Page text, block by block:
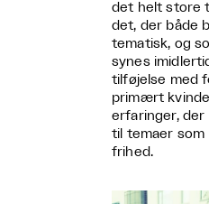
det helt store
det, der både
tematisk, og
synes
tilføjelse med
primært
erfaringer, der
til temaer som
frihed.